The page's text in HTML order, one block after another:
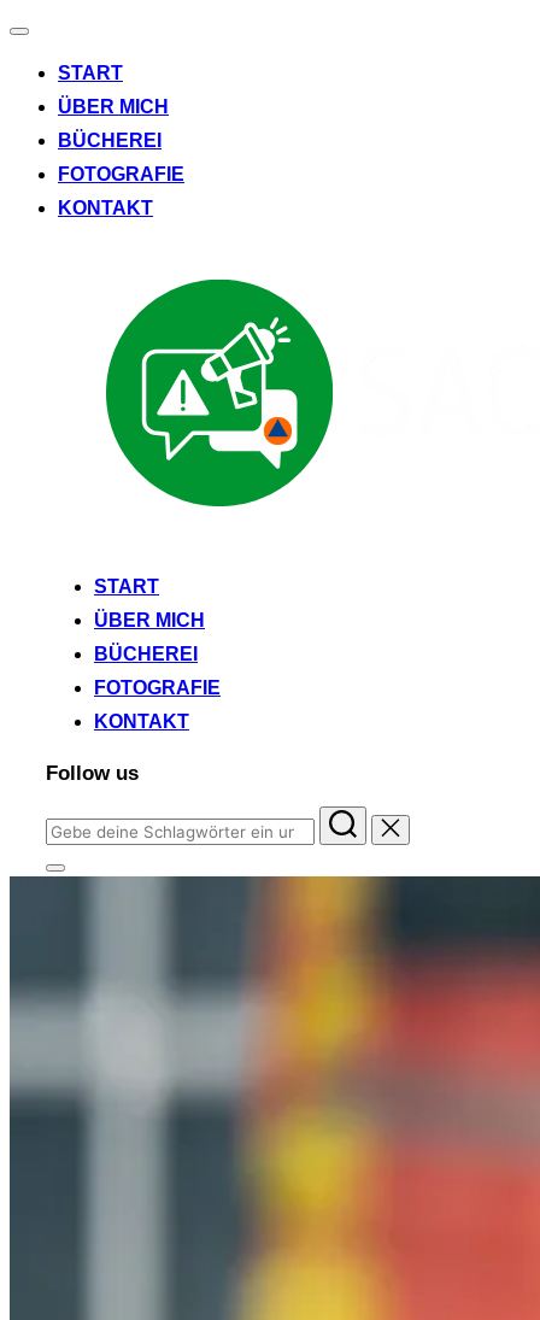
Navigation
START
ÜBER MICH
BÜCHEREI
FOTOGRAFIE
KONTAKT
START
ÜBER MICH
BÜCHEREI
FOTOGRAFIE
KONTAKT
Follow us
Suchen
nach:
Seitenleiste